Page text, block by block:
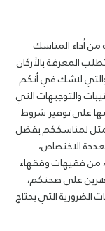
من أداء المناسك
المعرفة بالأركان
والتي لاشك في أنكم
والتوجيهات التي
على توفير شروط
لمناسككم بفضل
الاختصاص،
من فقيهات وفقهاء
على صحتكم،
الضرورية التي يحتاج